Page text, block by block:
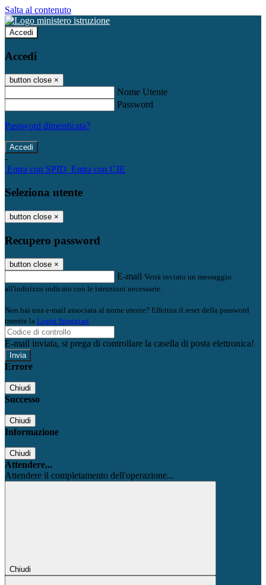
Salta al contenuto
Accedi
Accedi
button close ×
Nome Utente
Password
Password dimenticata?
-
Entra con SPID Entra con CIE
Seleziona utente
button close ×
Recupero password
button close ×
E-mail Verrà inviato un messaggio
all'indirizzo indicato con le istruzioni necessarie.
Non hai una e-mail associata al nome utente? Effettua il reset della password
tramite la Login Spaggiari
E-mail inviata, si prega di controllare la casella di posta elettronica!
Errore
Chiudi
Successo
Chiudi
Informazione
Chiudi
Attendere...
Attendere il completamento dell'operazione...
Chiudi